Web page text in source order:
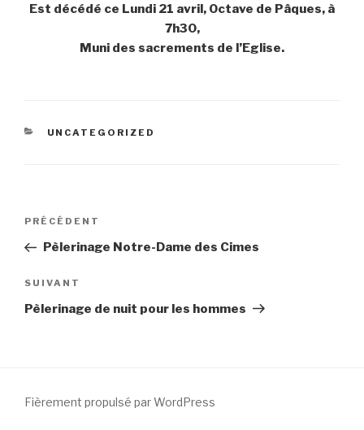
Est décédé ce Lundi 21 avril, Octave de Pâques, à
7h30,
Muni des sacrements de l’Eglise.
CATÉGORIES
UNCATEGORIZED
Navigation
l’article
Article
précédent
PRÉCÉDENT
Pèlerinage Notre-Dame des Cimes
Article
suivant
SUIVANT
Pèlerinage de nuit pour les hommes
Fièrement propulsé par WordPress